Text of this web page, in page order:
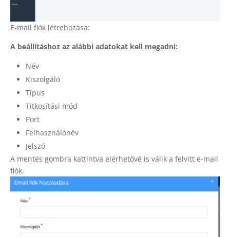
E-mail fiók létrehozása:
A beállításhoz az alábbi adatokat kell megadni:
Név
Kiszolgáló
Típus
Titkosítási mód
Port
Felhasználónév
Jelszó
A mentés gombra kattintva elérhetővé is válik a felvitt e-mail
fiók.